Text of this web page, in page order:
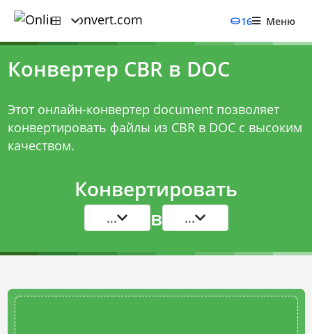
16 Меню
Конвертер CBR в DOC
Этот онлайн-конвертер document позволяет
конвертировать файлы из CBR в DOC с высоким
качеством.
Конвертировать
... в ...